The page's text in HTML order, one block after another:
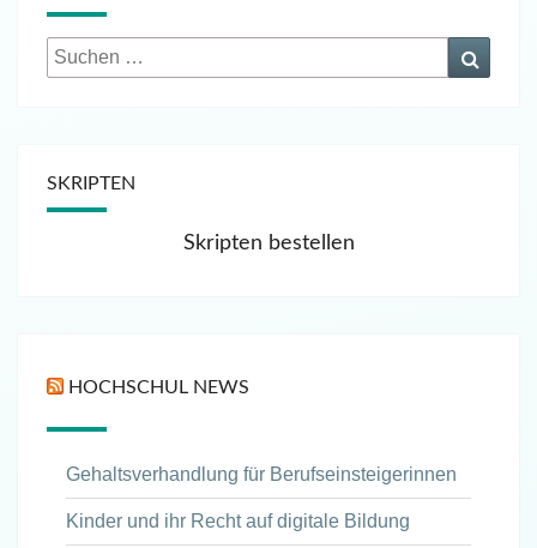
Suchen
nach:
SKRIPTEN
Skripten bestellen
HOCHSCHUL NEWS
Gehaltsverhandlung für Berufseinsteigerinnen
Kinder und ihr Recht auf digitale Bildung